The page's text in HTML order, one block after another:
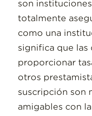
son
totalmente
como una
significa que
proporcionar
otros
suscripción son
amigables con